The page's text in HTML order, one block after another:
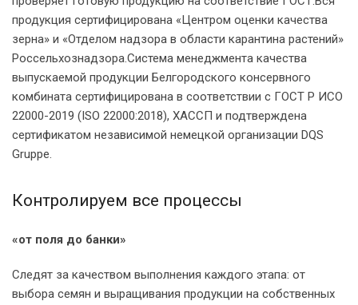
продукция сертифицирована «Центром оценки качества
зерна» и «Отделом надзора в области карантина растений»
Россельхознадзора.Система менеджмента качества
выпускаемой продукции Белгородского консервного
комбината сертифицирована в соответствии с ГОСТ Р ИСО
22000-2019 (ISO 22000:2018), ХАССП и подтверждена
сертификатом независимой немецкой организации DQS
Gruppe.
Контролируем все процессы
«от поля до банки»
Следят за качеством выполнения каждого этапа: от
выбора семян и выращивания продукции на собственных